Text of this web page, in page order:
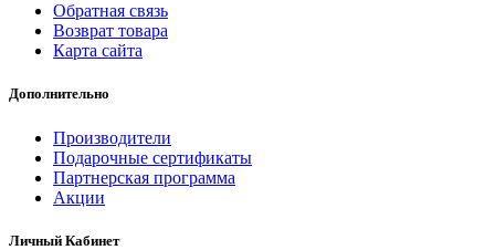
Обратная связь
Возврат товара
Карта сайта
Дополнительно
Производители
Подарочные сертификаты
Партнерская программа
Акции
Личный Кабинет